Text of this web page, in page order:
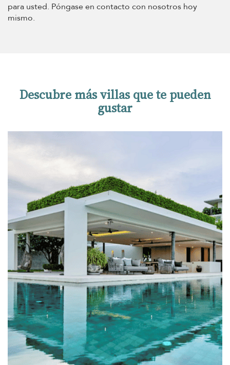
para usted. Póngase en contacto con nosotros hoy
mismo.
Descubre más villas que te pueden
gustar